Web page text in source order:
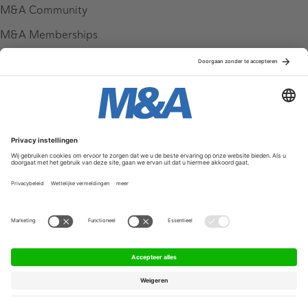
M&A Community
M&A Memberships
Service & Contact
Contact
FAQ
Werken bij ons
Algemene Voorwaarden